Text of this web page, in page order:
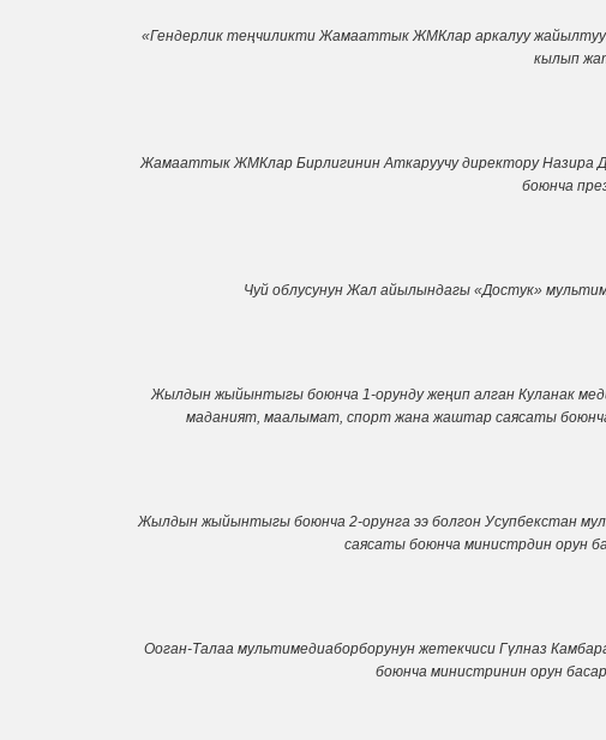
«Гендерлик теңчиликти Жамааттык ЖМКлар аркалуу
кылып
Жамааттык ЖМКлар Бирлигинин Аткаруучу директору Назира
боюнча
Чуй облусунун Жал айылындагы «Достук»
Жылдын жыйынтыгы боюнча 1-орунду жеңип алган Куланак
маданият, маалымат, спорт жана жаштар саясаты
Жылдын жыйынтыгы боюнча 2-орунга ээ болгон Усупбекстан
саясаты боюнча министрдин орун
Ооган-Талаа мультимедиаборборунун жетекчиси Гүлназ
боюнча министринин орун